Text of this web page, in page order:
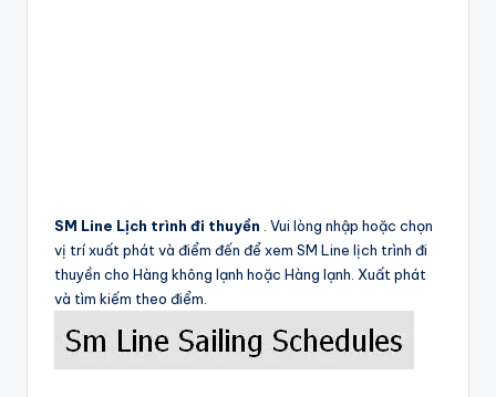
SM Line Lịch trình đi thuyền . Vui lòng nhập hoặc chọn
vị trí xuất phát và điểm đến để xem SM Line lịch trình đi
thuyền cho Hàng không lạnh hoặc Hàng lạnh. Xuất phát
và tìm kiếm theo điểm.